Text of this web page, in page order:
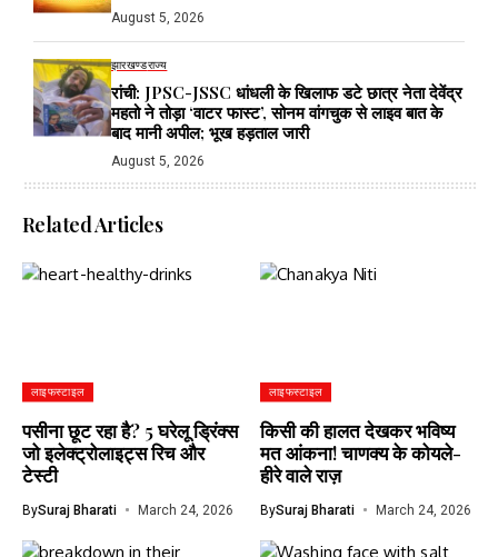
August 5, 2026
झारखण्डराज्य
रांची: JPSC-JSSC धांधली के खिलाफ डटे छात्र नेता देवेंद्र
महतो ने तोड़ा ‘वाटर फास्ट’, सोनम वांगचुक से लाइव बात के
बाद मानी अपील; भूख हड़ताल जारी
August 5, 2026
Related Articles
लाइफस्टाइल
पसीना छूट रहा है? 5 घरेलू ड्रिंक्स
जो इलेक्ट्रोलाइट्स रिच और
टेस्टी
BySuraj Bharati March 24, 2026
लाइफस्टाइल
किसी की हालत देखकर भविष्य
मत आंकना! चाणक्य के कोयले-
हीरे वाले राज़
BySuraj Bharati March 24, 2026